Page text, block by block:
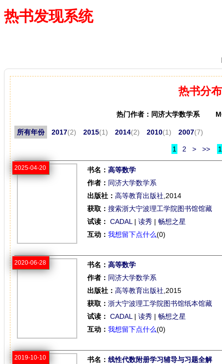
热书发现系统
热书分布
热门作者：同济大学数学系
所有年份 2017(2) 2015(1) 2014(2) 2010(1) 2007(7)
1 2 > >>
2025-04-20 书名： 高等数学
作者： 同济大学数学系
出版社： 高等教育出版社 ,2014
获取： 搜索浙大宁波理工学院图书馆馆藏
试读： CADAL | 读秀 | 畅想之星
互动： 我想留下点什么(0)
2020-06-28 书名： 高等数学
作者： 同济大学数学系
出版社： 高等教育出版社 ,2015
获取： 浙大宁波理工学院图书馆纸本馆藏
试读： CADAL | 读秀 | 畅想之星
互动： 我想留下点什么(0)
2019-10-10 书名： 线性代数附册学习辅导与习题全解